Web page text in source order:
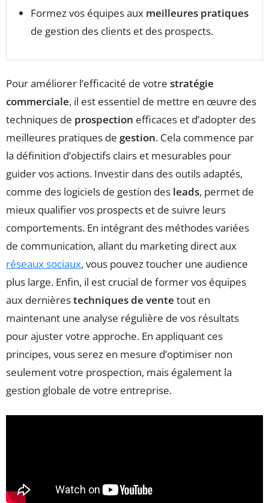
Formez vos équipes aux meilleures pratiques
de gestion des clients et des prospects.
Pour améliorer l’efficacité de votre stratégie
commerciale, il est essentiel de mettre en œuvre des
techniques de prospection efficaces et d’adopter des
meilleures pratiques de gestion. Cela commence par
la définition d’objectifs clairs et mesurables pour
guider vos actions. Investir dans des outils adaptés,
comme des logiciels de gestion des leads, permet de
mieux qualifier vos prospects et de suivre leurs
comportements. En intégrant des méthodes variées
de communication, allant du marketing direct aux
réseaux sociaux, vous pouvez toucher une audience
plus large. Enfin, il est crucial de former vos équipes
aux dernièrestechniques de vente tout en
maintenant une analyse régulière de vos résultats
pour ajuster votre approche. En appliquant ces
principes, vous serez en mesure d’optimiser non
seulement votre prospection, mais également la
gestion globale de votre entreprise.